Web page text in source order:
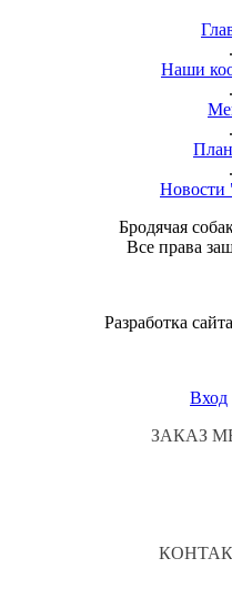
.
Наши
.
.
План
.
Новости
Бродячая
Все права
Разработка
Вход
ЗАКАЗ